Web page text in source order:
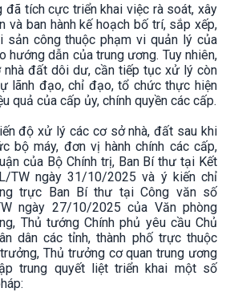
đã tích cực triển khai việc rà soát, xây
và ban hành kế hoạch bố trí, sắp xếp,
công thuộc phạm vi quản lý của
hướng dẫn của trung ương. Tuy nhiên,
đất dôi dư, cần tiếp tục xử lý còn
lãnh đạo, chỉ đạo, tổ chức thực hiện
quả của cấp ủy, chính quyền các cấp.
độ xử lý các cơ sở nhà, đất sau khi
bộ máy, đơn vị hành chính các cấp,
của Bộ Chính trị, Ban Bí thư tại Kết
TW ngày 31/10/2025 và ý kiến chỉ
trực Ban Bí thư tại Công văn số
ngày 27/10/2025 của Văn phòng
Thủ tướng Chính phủ yêu cầu Chủ
dân các tỉnh, thành phố trực thuộc
Thủ trưởng cơ quan trung ương
trung quyết liệt triển khai một số